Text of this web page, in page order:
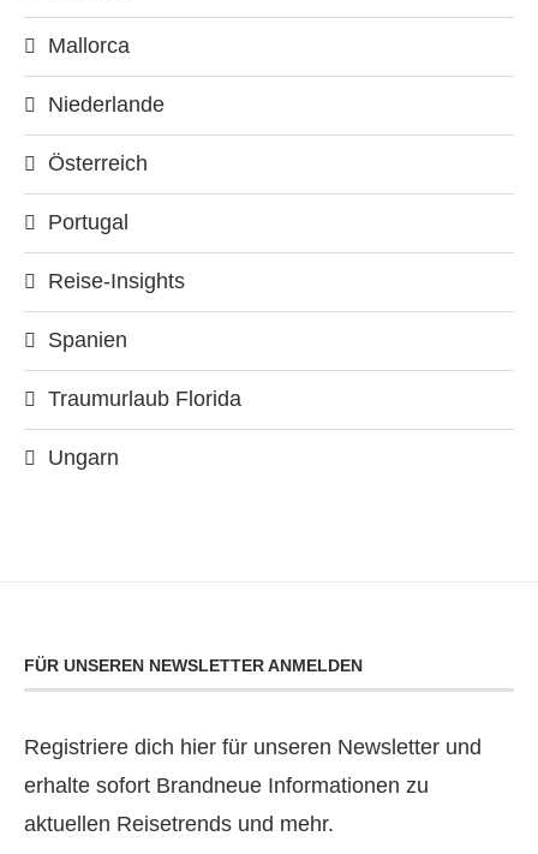
Mallorca
Niederlande
Österreich
Portugal
Reise-Insights
Spanien
Traumurlaub Florida
Ungarn
FÜR UNSEREN NEWSLETTER ANMELDEN
Registriere dich hier für unseren Newsletter und
erhalte sofort Brandneue Informationen zu
aktuellen Reisetrends und mehr.